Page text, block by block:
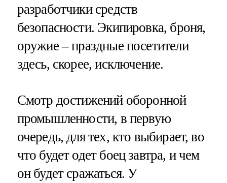
разработчики средств
безопасности. Экипировка, броня,
оружие – праздные посетители
здесь, скорее, исключение.
Смотр достижений оборонной
промышленности, в первую
очередь, для тех, кто выбирает, во
что будет одет боец завтра, и чем
он будет сражаться. У